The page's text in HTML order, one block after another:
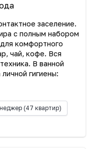
заселение.
с полным набором
комфортного
чай, кофе. Вся
В ванной
гигиены:
(47 квартир)